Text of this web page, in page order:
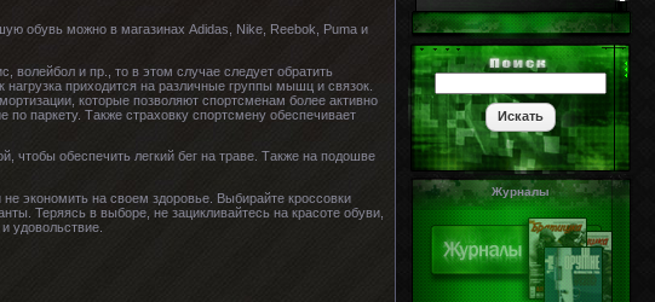
обувь можно в магазинах Adidas, Nike, Reebok, Puma и
волейбол и пр., то в этом случае следует обратить
приходится на различные группы мышц и связок.
которые позволяют спортсменам более активно
паркету. Также страховку спортсмену обеспечивает
чтобы обеспечить легкий бег на траве. Также на подошве
экономить на своем здоровье. Выбирайте кроссовки
Теряясь в выборе, не зацикливайтесь на красоте обуви,
удовольствие.
Журналы